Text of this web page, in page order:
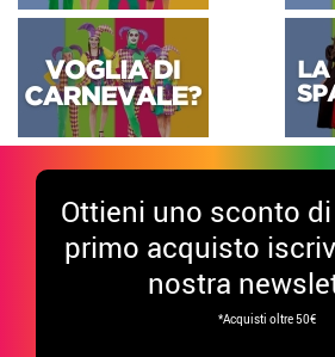
Ottieni uno sconto
primo acquisto
nostra
*Acquisti oltre 50€